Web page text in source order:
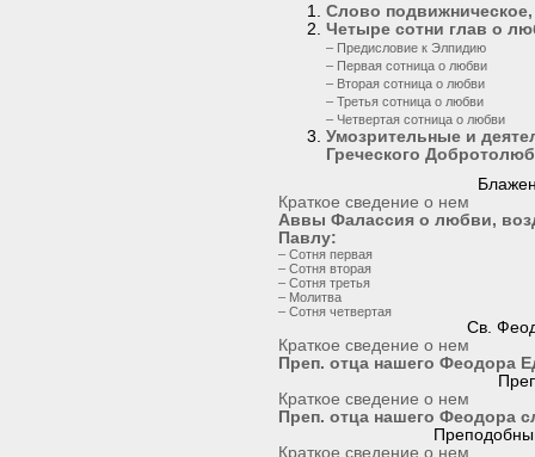
Слово
Четыре сотни глав о
– Предисловие к Элпидию
– Первая сотница о любви
– Вторая сотница о любви
– Третья сотница о любви
– Четвертая сотница о любви
Умозрительные и
Греческого
Краткое сведение о нем
Аввы Фалассия о любви,
Павлу:
– Сотня первая
– Сотня вторая
– Сотня третья
– Молитва
– Сотня четвертая
Св.
Краткое сведение о нем
Преп. отца нашего Феодора
Краткое сведение о нем
Преп. отца нашего Феодора
Краткое сведение о нем